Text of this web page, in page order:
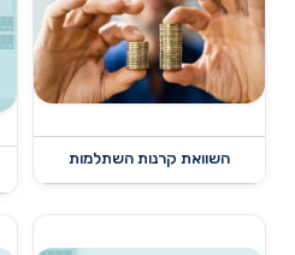
השוואת קרנות השתלמות